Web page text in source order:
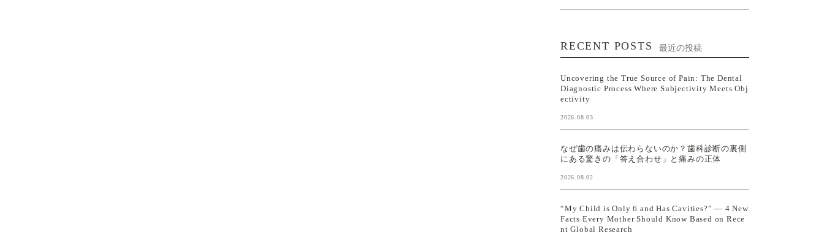
RECENT POSTS 最近の投稿
Uncovering the True Source of Pain: The Dental
Diagnostic Process Where Subjectivity Meets Obj
ectivity
2026.08.03
なぜ歯の痛みは伝わらないのか？歯科診断の裏側
にある驚きの「答え合わせ」と痛みの正体
2026.08.02
“My Child is Only 6 and Has Cavities?” — 4 New
Facts Every Mother Should Know Based on Rece
nt Global Research